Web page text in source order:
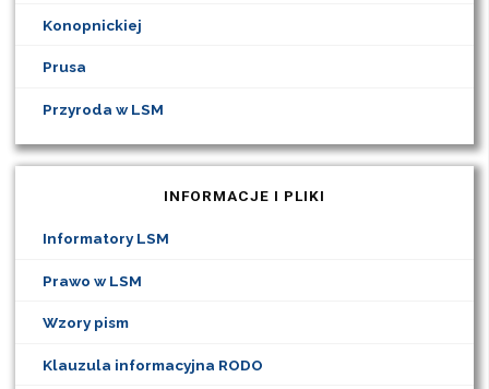
Konopnickiej
Prusa
Przyroda w LSM
INFORMACJE I PLIKI
Informatory LSM
Prawo w LSM
Wzory pism
Klauzula informacyjna RODO